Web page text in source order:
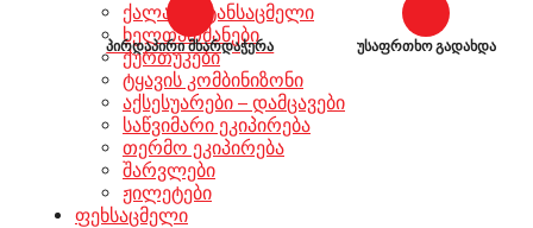
ქალაქის ტანსაცმელი
ხელთათმანები
ქურთუკები
ტყავის კომბინიზონი
აქსესუარები – დამცავები
საწვიმარი ეკიპირება
თერმო ეკიპირება
შარვლები
ჟილეტები
ფეხსაცმელი
პირდაპირი მხარდაჭერა უსაფრთხო გადახდა